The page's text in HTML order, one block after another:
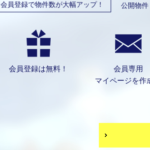
会員登録で物件数が大幅アップ！ 公開物件
会員登録は無料！
会員専用
マイページを作